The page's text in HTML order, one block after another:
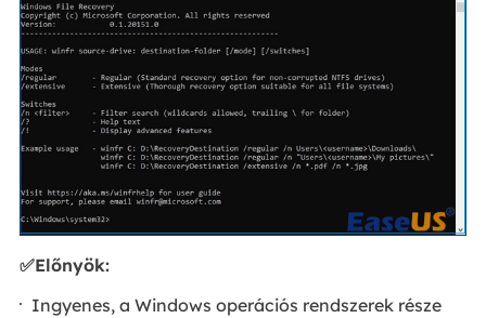
✅Előnyök:
Ingyenes, a Windows operációs rendszerek része